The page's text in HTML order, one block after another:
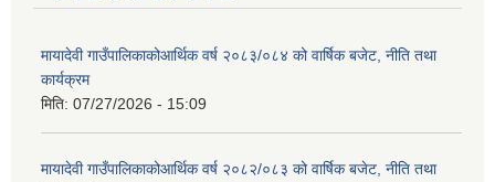
मायादेवी गाउँपालिकाकोआर्थिक वर्ष २०८३/०८४ को वार्षिक बजेट, नीति तथा
कार्यक्रम
मिति: 07/27/2026 - 15:09
मायादेवी गाउँपालिकाकोआर्थिक वर्ष २०८२/०८३ को वार्षिक बजेट, नीति तथा